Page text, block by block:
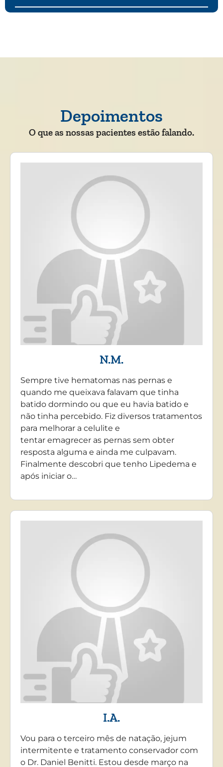
Depoimentos
O que as nossas pacientes estão falando.
N.M.
Sempre tive hematomas nas pernas e
quando me queixava falavam que tinha
batido dormindo ou que eu havia batido e
não tinha percebido. Fiz diversos tratamentos
para melhorar a celulite e
tentar emagrecer as pernas sem obter
resposta alguma e ainda me culpavam.
Finalmente descobri que tenho Lipedema e
após iniciar o…
I.A.
Vou para o terceiro mês de natação, jejum
intermitente e tratamento conservador com
o Dr. Daniel Benitti. Estou desde março na